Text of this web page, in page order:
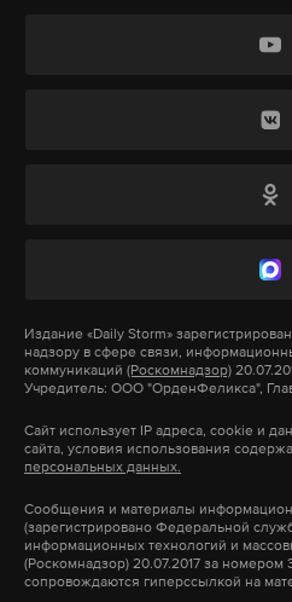
губернатору» — очень
напрямую и решать свои
высокую планку, что не
последующий
поддержать»,—
Анатолий.
Александр Шуваев может
сообщать об атаках на
предшественник. А
Издание «Daily Storm»
надзору в сфере связи,
коммуникаций (Роскомнадзор)
Учредитель: ООО "ОрденФеликса",
Сайт использует IP адреса, cookie и
сайта, условия использования
персональных данных.
Сообщения и материалы
(зарегистрировано Федеральной
информационных технологий и
(Роскомнадзор) 20.07.2017 за
сопровождаются гиперссылкой на